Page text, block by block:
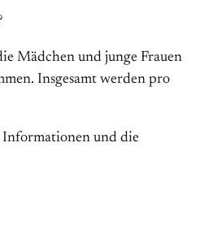
Mädchen und junge Frauen
Insgesamt werden pro
Informationen und die